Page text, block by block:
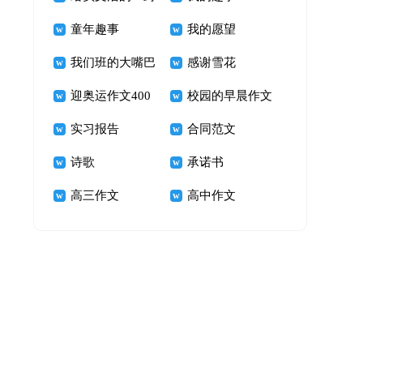
信_四年级书信
作文400字
童年趣事 我的愿望
我们班的大嘴巴 感谢雪花
迎奥运作文400
字 加油！奥运
校园的早晨作文
600字
实习报告 合同范文
诗歌 承诺书
高三作文 高中作文